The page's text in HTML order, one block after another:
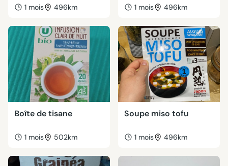
1 mois 496km 1 mois 496km
Boîte de tisane
1 mois 502km
Soupe miso tofu
1 mois 496km